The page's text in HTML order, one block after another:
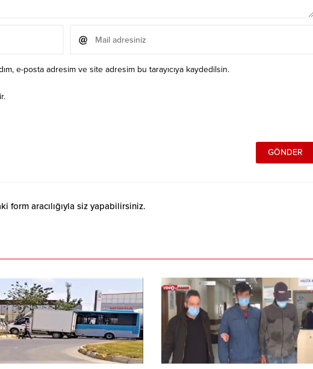
e-posta adresim ve site adresim bu tarayıcıya kaydedilsin.
form aracılığıyla siz yapabilirsiniz.